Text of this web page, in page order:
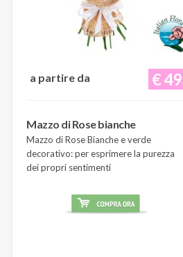
€ 49
a partire da
Mazzo di Rose bianche
Mazzo di Rose Bianche e verde
decorativo: per esprimere la purezza
dei propri sentimenti